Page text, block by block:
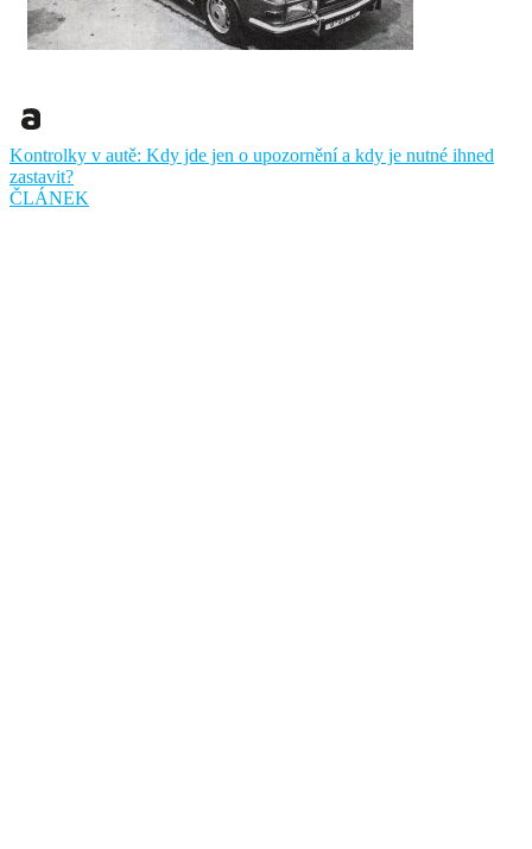
Kontrolky v autě: Kdy jde jen o upozornění a kdy je nutné ihned
zastavit?
ČLÁNEK